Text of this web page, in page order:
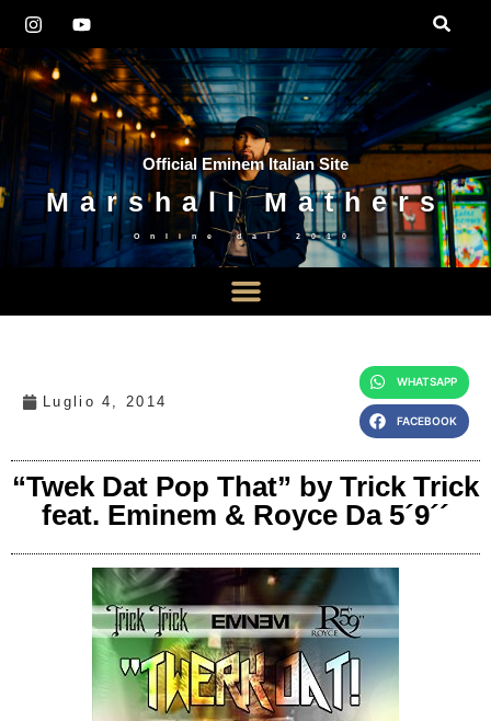
Official Eminem Italian Site
Marshall Mathers
Online dal 2010
Luglio 4, 2014
WHATSAPP
FACEBOOK
“Twek Dat Pop That” by Trick Trick
feat. Eminem & Royce Da 5´9´´